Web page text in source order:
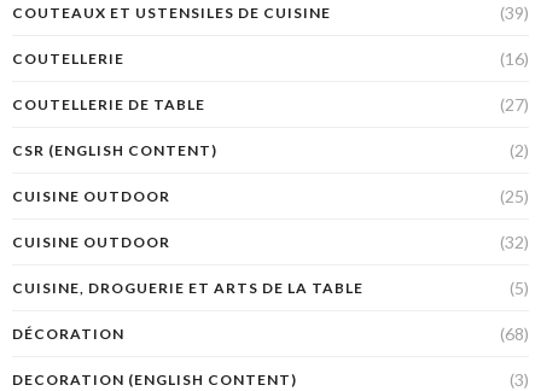
COUTEAUX ET USTENSILES DE CUISINE (39)
COUTELLERIE (16)
COUTELLERIE DE TABLE (27)
CSR (ENGLISH CONTENT) (2)
CUISINE OUTDOOR (25)
CUISINE OUTDOOR (32)
CUISINE, DROGUERIE ET ARTS DE LA TABLE (5)
DÉCORATION (68)
DECORATION (ENGLISH CONTENT) (3)